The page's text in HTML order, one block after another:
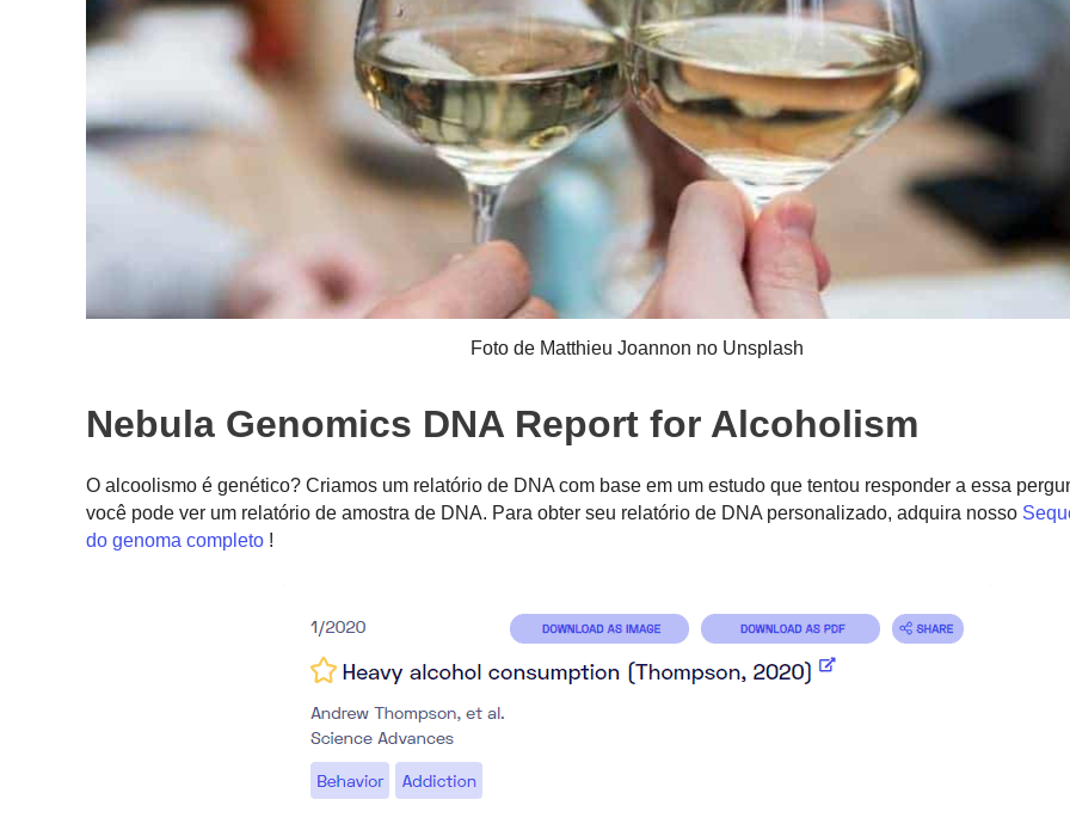
Foto de Matthieu Joannon no Unsplash
Nebula Genomics DNA Report for Alcoholism
O alcoolismo é genético? Criamos um relatório de DNA com base em um estudo que tentou responder a essa
você pode ver um relatório de amostra de DNA. Para obter seu relatório de DNA personalizado, adquira nosso
do genoma completo !